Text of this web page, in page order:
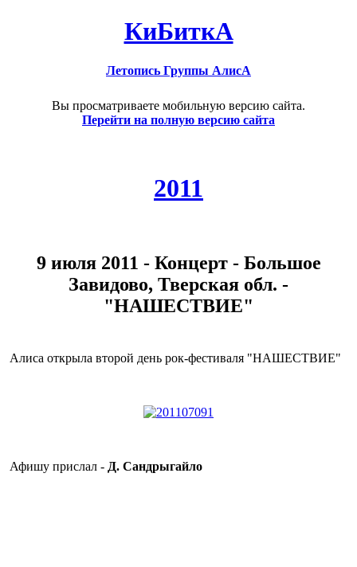
КиБиткА
Летопись Группы АлисА
Вы просматриваете мобильную версию сайта.
Перейти на полную версию сайта
2011
9 июля 2011 - Концерт - Большое
Завидово, Тверская обл. -
"НАШЕСТВИЕ"
Алиса открыла второй день рок-фестиваля "НАШЕСТВИЕ"
Афишу прислал - Д. Сандрыгайло